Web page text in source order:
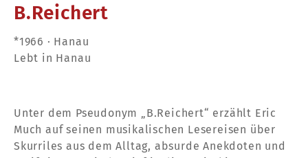
B.Reichert
*1966 · Hanau
Lebt in Hanau
Unter dem Pseudonym „B.Reichert“ erzählt Eric
Much auf seinen musikalischen Lesereisen über
Skurriles aus dem Alltag, absurde Anekdoten und